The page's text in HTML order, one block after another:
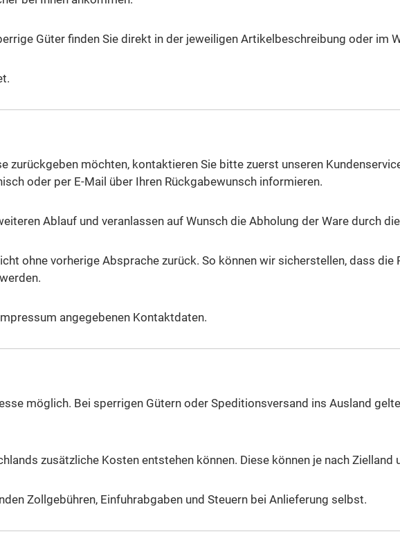
Güter finden Sie direkt in der jeweiligen Artikelbeschreibung oder im
zurückgeben möchten, kontaktieren Sie bitte zuerst unseren
oder per E-Mail über Ihren Rückgabewunsch informieren.
Ablauf und veranlassen auf Wunsch die Abholung der Ware durch
ohne vorherige Absprache zurück. So können wir sicherstellen, dass
angegebenen Kontaktdaten.
möglich. Bei sperrigen Gütern oder Speditionsversand ins Ausland
zusätzliche Kosten entstehen können. Diese können je nach Zielland
Zollgebühren, Einfuhrabgaben und Steuern bei Anlieferung selbst.